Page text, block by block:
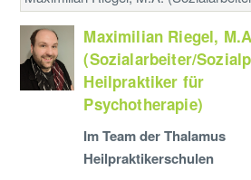
Maximilian Riegel,
(Sozialarbeiter/
Heilpraktiker für
Psychotherapie)
Im Team der Thalamus
Heilpraktikerschulen